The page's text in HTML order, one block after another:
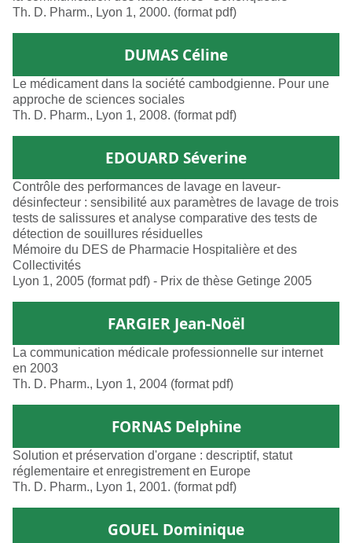
Th. D. Pharm., Lyon 1, 2000. (format pdf)
DUMAS Céline
Le médicament dans la société cambodgienne. Pour une
approche de sciences sociales
Th. D. Pharm., Lyon 1, 2008. (format pdf)
EDOUARD Séverine
Contrôle des performances de lavage en laveur-
désinfecteur : sensibilité aux paramètres de lavage de trois
tests de salissures et analyse comparative des tests de
détection de souillures résiduelles
Mémoire du DES de Pharmacie Hospitalière et des
Collectivités
Lyon 1, 2005 (format pdf) - Prix de thèse Getinge 2005
FARGIER Jean-Noël
La communication médicale professionnelle sur internet
en 2003
Th. D. Pharm., Lyon 1, 2004 (format pdf)
FORNAS Delphine
Solution et préservation d'organe : descriptif, statut
réglementaire et enregistrement en Europe
Th. D. Pharm., Lyon 1, 2001. (format pdf)
GOUEL Dominique